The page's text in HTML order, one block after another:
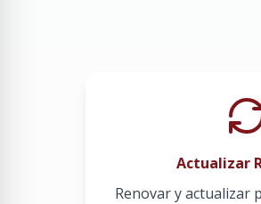
Actualizar
Renovar y actualizar